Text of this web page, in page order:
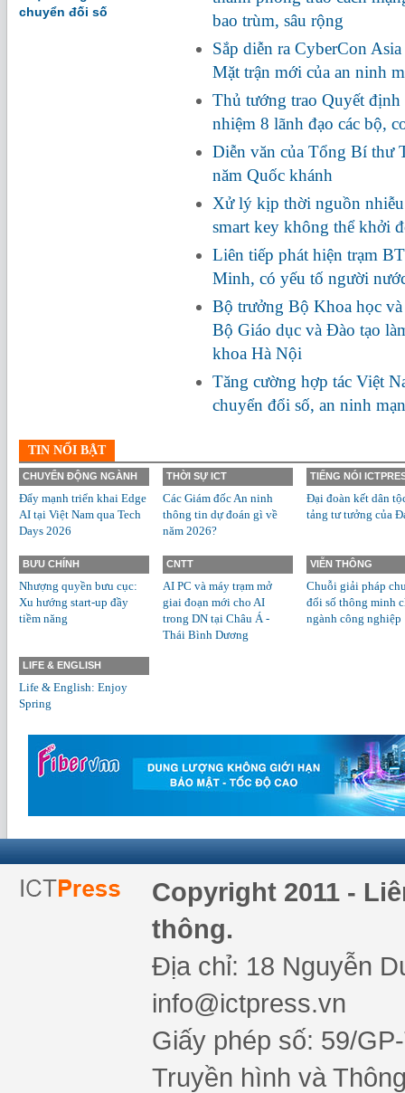
chuyển đối số
bao trùm, sâu rộng
Sắp diễn ra CyberCon
Mặt trận mới của an ninh
Thủ tướng trao Quyết
nhiệm 8 lãnh đạo các bộ,
Diễn văn của Tổng Bí thư
năm Quốc khánh
Xử lý kịp thời nguồn
smart key không thể khởi
Liên tiếp phát hiện trạm
Minh, có yếu tố người
Bộ trưởng Bộ Khoa học
Bộ Giáo dục và Đào tạo
khoa Hà Nội
Tăng cường hợp tác Việt
chuyển đổi số, an ninh
TIN NỔI BẬT
CHUYỂN ĐỘNG NGÀNH
Đẩy mạnh triển khai Edge
AI tại Việt Nam qua Tech
Days 2026
THỜI SỰ ICT
Các Giám đốc An ninh
thông tin dự đoán gì về
năm 2026?
TIẾNG NÓI
Đại đoàn kết dân
tảng tư tưởng của
BƯU CHÍNH
Nhượng quyền bưu cục:
Xu hướng start-up đầy
tiềm năng
CNTT
AI PC và máy trạm mở
giai đoạn mới cho AI
trong DN tại Châu Á -
Thái Bình Dương
VIỄN THÔNG
Chuỗi giải pháp
đổi số thông minh
ngành công nghiệp
LIFE & ENGLISH
Life & English: Enjoy
Spring
Copyright 2011 -
thông.
Địa chỉ: 18 Nguyễn
info@ictpress.vn
Giấy phép số: 59/
Truyền hình và